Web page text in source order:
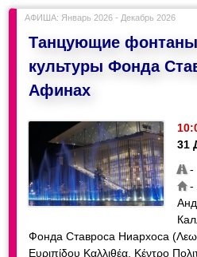
АФИША: Январь 2026 - Декабрь 2026
Танцующие
культуры Фонда
Афинах
31
-
-
Фонда Ставроса Ниархоса
Ευριπίδου Καλλιθέα, Κέντρο